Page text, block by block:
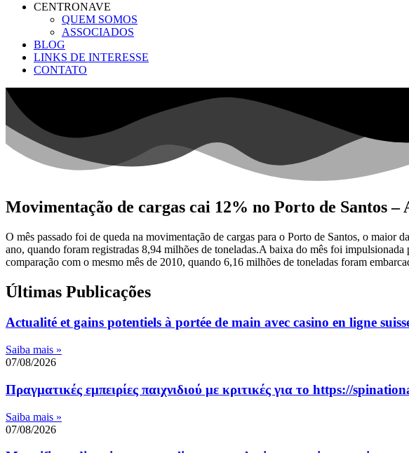
CENTRONAVE
QUEM SOMOS
ASSOCIADOS
BLOG
LINKS DE INTERESSE
CONTATO
Movimentação de cargas cai 12% no Porto de Santos –
O mês passado foi de queda na movimentação de cargas para o Porto de Santos, o
ano, quando foram registradas 8,94 milhões de toneladas.A baixa do mês foi
comparação com o mesmo mês de 2010, quando 6,16 milhões de toneladas foram
Últimas Publicações
Actualité et gains potentiels à portée de main avec casino en ligne
Saiba mais »
07/08/2026
Πραγματικές εμπειρίες παιχνιδιού με κριτικές για το https://
Saiba mais »
07/08/2026